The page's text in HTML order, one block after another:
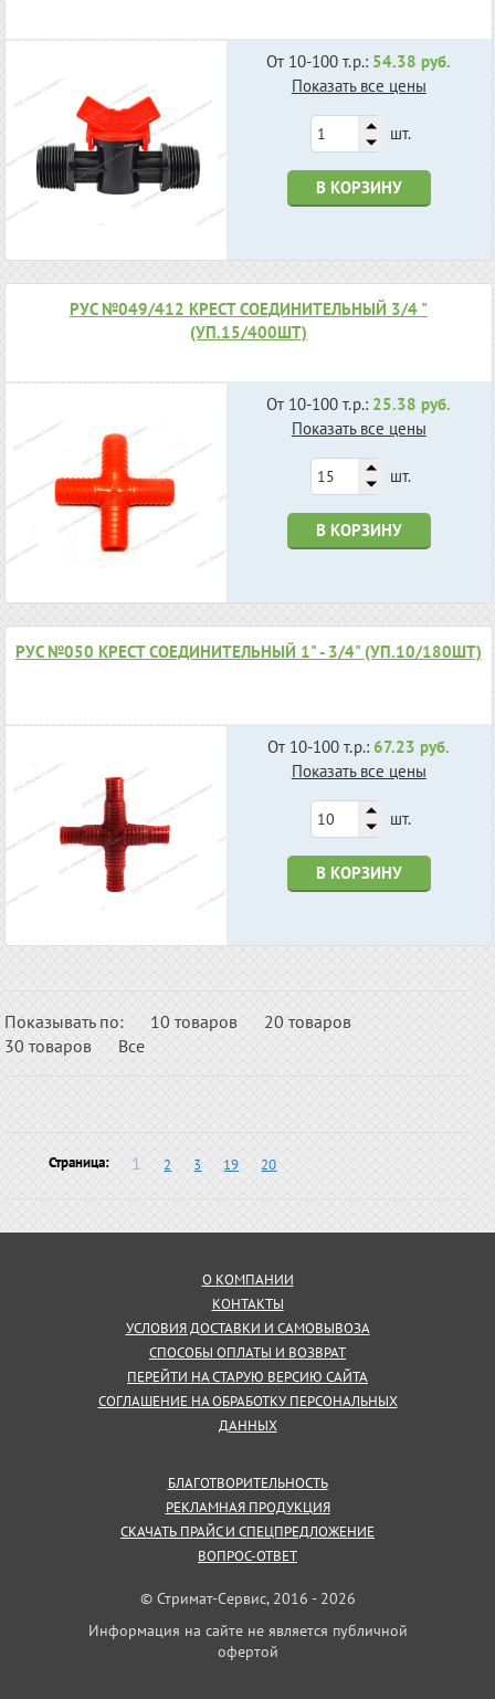
От 10-100 т.р.: 54.38 руб.
Показать все цены
шт.
В КОРЗИНУ
РУС №049/412 КРЕСТ СОЕДИНИТЕЛЬНЫЙ 3/4 "
(УП.15/400ШТ)
От 10-100 т.р.: 25.38 руб.
Показать все цены
шт.
В КОРЗИНУ
РУС №050 КРЕСТ СОЕДИНИТЕЛЬНЫЙ 1" - 3/4" (УП.10/180ШТ)
От 10-100 т.р.:67.23 руб.
Показать все цены
шт.
В КОРЗИНУ
Показывать по: 10 товаров
20 товаров
30 товаров
Все
Страница: 1 2 3 19 20
О КОМПАНИИ
КОНТАКТЫ
УСЛОВИЯ ДОСТАВКИ И САМОВЫВОЗА
СПОСОБЫ ОПЛАТЫ И ВОЗВРАТ
ПЕРЕЙТИ НА СТАРУЮ ВЕРСИЮ САЙТА
СОГЛАШЕНИЕ НА ОБРАБОТКУ ПЕРСОНАЛЬНЫХ
ДАННЫХ
БЛАГОТВОРИТЕЛЬНОСТЬ
РЕКЛАМНАЯ ПРОДУКЦИЯ
СКАЧАТЬ ПРАЙС И СПЕЦПРЕДЛОЖЕНИЕ
ВОПРОС-ОТВЕТ
© Стримат-Сервис, 2016 - 2026
Информация на сайте не является публичной
офертой